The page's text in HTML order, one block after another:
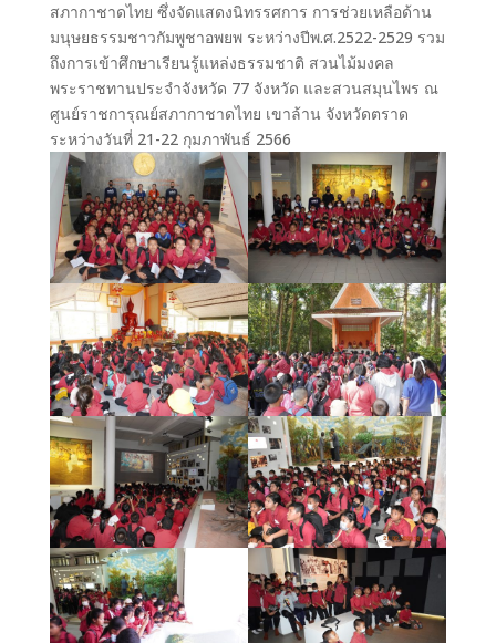
สภากาชาดไทย ซึ่งจัดแสดงนิทรรศการ การช่วยเหลือด้าน
มนุษยธรรมชาวกัมพูชาอพยพ ระหว่างปีพ.ศ.2522-2529 รวม
ถึงการเข้าศึกษาเรียนรู้แหล่งธรรมชาติ สวนไม้มงคล
พระราชทานประจำจังหวัด 77 จังหวัด และสวนสมุนไพร ณ
ศูนย์ราชการุณย์สภากาชาดไทย เขาล้าน จังหวัดตราด
ระหว่างวันที่ 21-22 กุมภาพันธ์ 2566